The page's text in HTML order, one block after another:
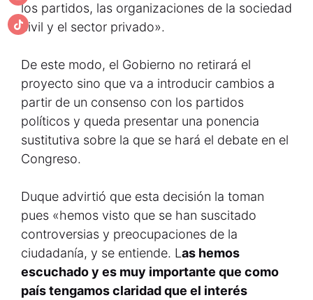
los partidos, las organizaciones de la sociedad
civil y el sector privado».
De este modo, el Gobierno no retirará el
proyecto sino que va a introducir cambios a
partir de un consenso con los partidos
políticos y queda presentar una ponencia
sustitutiva sobre la que se hará el debate en el
Congreso.
Duque advirtió que esta decisión la toman
pues «hemos visto que se han suscitado
controversias y preocupaciones de la
ciudadanía, y se entiende. L as hemos
escuchado y es muy importante que como
país tengamos claridad que el interés